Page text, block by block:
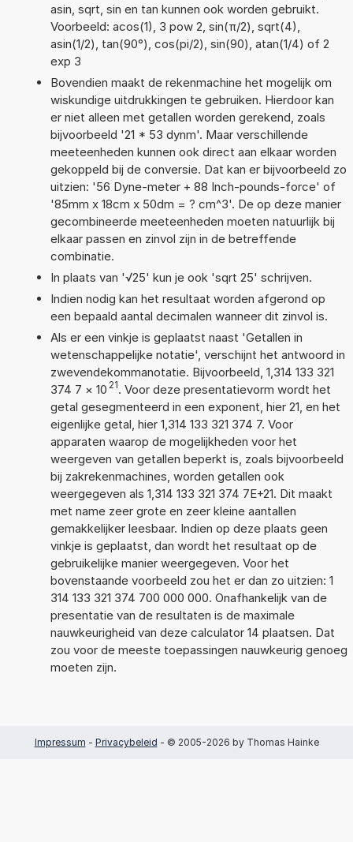
asin, sqrt, sin en tan kunnen ook worden gebruikt.
Voorbeeld: acos(1), 3 pow 2, sin(π/2), sqrt(4),
asin(1/2), tan(90°), cos(pi/2), sin(90), atan(1/4) of 2
exp 3
Bovendien maakt de rekenmachine het mogelijk om
wiskundige uitdrukkingen te gebruiken. Hierdoor kan
er niet alleen met getallen worden gerekend, zoals
bijvoorbeeld '21 * 53 dynm'. Maar verschillende
meeteenheden kunnen ook direct aan elkaar worden
gekoppeld bij de conversie. Dat kan er bijvoorbeeld zo
uitzien: '56 Dyne-meter + 88 Inch-pounds-force' of
'85mm x 18cm x 50dm = ? cm^3'. De op deze manier
gecombineerde meeteenheden moeten natuurlijk bij
elkaar passen en zinvol zijn in de betreffende
combinatie.
In plaats van '√25' kun je ook 'sqrt 25' schrijven.
Indien nodig kan het resultaat worden afgerond op
een bepaald aantal decimalen wanneer dit zinvol is.
Als er een vinkje is geplaatst naast 'Getallen in
wetenschappelijke notatie', verschijnt het antwoord in
zwevendekommanotatie. Bijvoorbeeld, 1,314 133 321
374 7 × 10 21. Voor deze presentatievorm wordt het
getal gesegmenteerd in een exponent, hier 21, en het
eigenlijke getal, hier 1,314 133 321 374 7. Voor
apparaten waarop de mogelijkheden voor het
weergeven van getallen beperkt is, zoals bijvoorbeeld
bij zakrekenmachines, worden getallen ook
weergegeven als 1,314 133 321 374 7E+21. Dit maakt
met name zeer grote en zeer kleine aantallen
gemakkelijker leesbaar. Indien op deze plaats geen
vinkje is geplaatst, dan wordt het resultaat op de
gebruikelijke manier weergegeven. Voor het
bovenstaande voorbeeld zou het er dan zo uitzien: 1
314 133 321 374 700 000 000. Onafhankelijk van de
presentatie van de resultaten is de maximale
nauwkeurigheid van deze calculator 14 plaatsen. Dat
zou voor de meeste toepassingen nauwkeurig genoeg
moeten zijn.
Impressum - Privacybeleid - © 2005-2026 by Thomas Hainke